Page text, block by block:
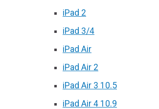
iPad 2
iPad 3/4
iPad Air
iPad Air 2
iPad Air 3 10.5
iPad Air 4 10.9